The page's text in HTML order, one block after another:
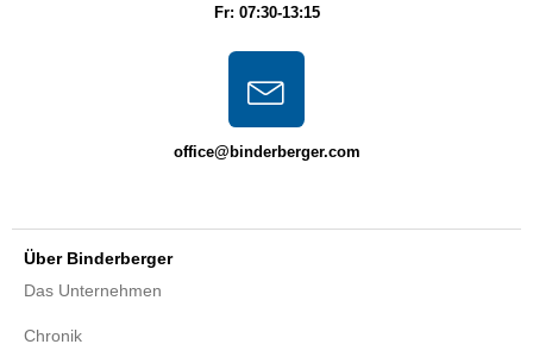
Fr: 07:30-13:15
office@binderberger.com
Über Binderberger
Das Unternehmen
Chronik